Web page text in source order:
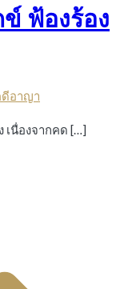
ฟ้องร้อง
อาญา
เนื่องจากคด […]